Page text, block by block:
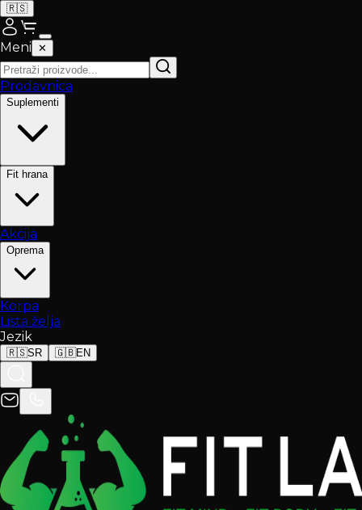
🇷🇸
Meni ✕
Prodavnica
Suplementi
Fit hrana
Akcija
Oprema
Korpa
Lista želja
Jezik
🇷🇸SR 🇬🇧EN